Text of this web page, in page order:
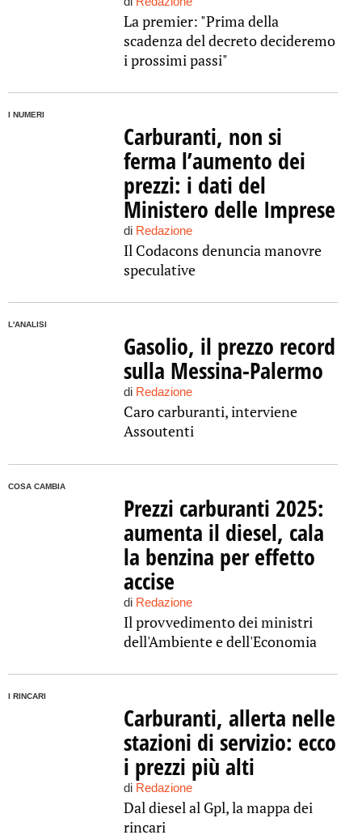
La premier: "Prima della
scadenza del decreto decideremo
i prossimi passi"
I NUMERI
Carburanti, non si
ferma l’aumento dei
prezzi: i dati del
Ministero delle Imprese
di Redazione
Il Codacons denuncia manovre
speculative
L'ANALISI
Gasolio, il prezzo record
sulla Messina-Palermo
di Redazione
Caro carburanti, interviene
Assoutenti
COSA CAMBIA
Prezzi carburanti 2025:
aumenta il diesel, cala
la benzina per effetto
accise
di Redazione
Il provvedimento dei ministri
dell'Ambiente e dell'Economia
I RINCARI
Carburanti, allerta nelle
stazioni di servizio: ecco
i prezzi più alti
di Redazione
Dal diesel al Gpl, la mappa dei
rincari